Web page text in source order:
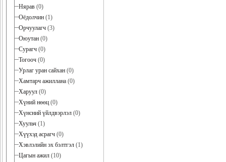
Нярав (0)
Оёдолчин (1)
Орчуулагч (3)
Оюутан (0)
Сурагч (0)
Тогооч (0)
Урлаг уран сайхан (0)
Хамтарч ажиллана (0)
Харуул (0)
Хүний нөөц (0)
Хүнсний үйлдвэрлэл (0)
Хуульч (1)
Хүүхэд асрагч (0)
Хэвлэлийн эх бэлтгэл (1)
Цагын ажил (10)